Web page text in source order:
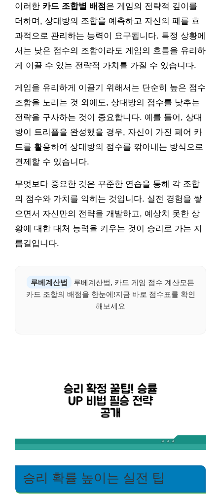
이러한 카드 조합별 배점은 게임의 전략적 깊이를
더하며, 상대방의 조합을 예측하고 자신의 패를 효
과적으로 관리하는 능력이 요구됩니다. 특정 상황에
서는 낮은 점수의 조합이라도 게임의 흐름을 유리하
게 이끌 수 있는 전략적 가치를 가질 수 있습니다.
게임을 유리하게 이끌기 위해서는 단순히 높은 점수
조합을 노리는 것 외에도, 상대방의 점수를 낮추는
전략을 구사하는 것이 중요합니다. 예를 들어, 상대
방이 트리플을 완성했을 경우, 자신이 가진 페어 카
드를 활용하여 상대방의 점수를 깎아내는 방식으로
견제할 수 있습니다.
무엇보다 중요한 것은 꾸준한 연습을 통해 각 조합
의 점수와 가치를 익히는 것입니다. 실전 경험을 쌓
으면서 자신만의 전략을 개발하고, 예상치 못한 상
황에 대한 대처 능력을 키우는 것이 승리로 가는 지
름길입니다.
루베계산법
루베계산법, 카드 게임 점수 계산모든
카드 조합의 배점을 한눈에!지금 바로 점수표를 확인
해보세요
승리 확률 높이는 실전 팁